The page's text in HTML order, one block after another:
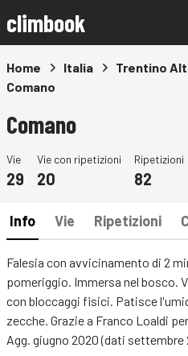
climbook
Home Italia Trentino
Comano
Comano
Vie
29
Vie con ripetizioni
20
Ripetizioni
82
Info Vie Ripetizioni
Falesia con avvicinamento di 2
pomeriggio. Immersa nel bosco.
con bloccaggi fisici. Patisce
zecche. Grazie a Franco Loaldi
Agg. giugno 2020 (dati settembre